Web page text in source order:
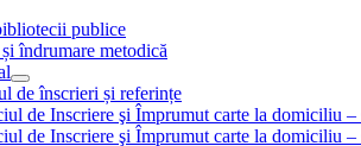
publice
îndrumare metodică
de înscrieri și referințe
de Inscriere şi Împrumut carte la domiciliu
de Inscriere şi Împrumut carte la domiciliu